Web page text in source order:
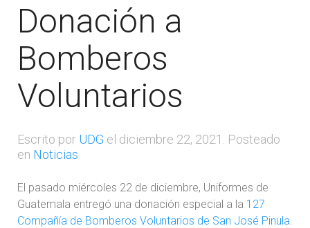
Donación a
Bomberos
Voluntarios
Escrito por UDG el diciembre 22, 2021
. Posteado
en Noticias
El pasado miércoles 22 de diciembre, Uniformes de
Guatemala entregó una donación especial a la 127
Compañía de Bomberos Voluntarios de San José Pinula